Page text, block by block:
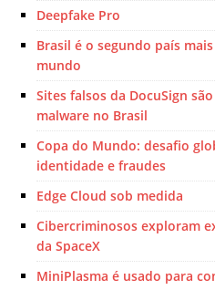
Deepfake Pro
Brasil é o segundo país
mundo
Sites falsos da DocuSign
malware no Brasil
Copa do Mundo: desafio
identidade e fraudes
Edge Cloud sob medida
Cibercriminosos exploram
da SpaceX
MiniPlasma é usado para